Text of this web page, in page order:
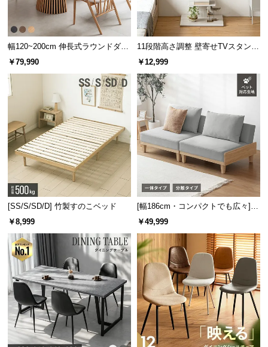
幅120~200cm 伸長式ラウンドダイ
ニングテーブル 6人掛け 天然木突
板 美しい格子デザイン
￥79,990
11段階高さ調整 壁寄せTVスタンド
キャスター付き 上下左右角度調節
￥12,999
[SS/S/SD/D] 竹製すのこベッド
￥8,999
[幅186cm・コンパクトでも広々] 3
人掛けソファベッド リクライニン
￥49,999